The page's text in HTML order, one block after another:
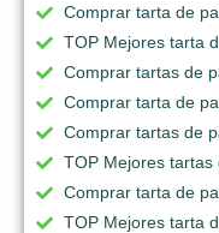
Comprar tarta de
TOP Mejores tarta
Comprar tartas de
Comprar tarta de
Comprar tartas de
TOP Mejores tartas
Comprar tarta de
TOP Mejores tarta